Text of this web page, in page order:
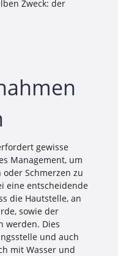
Zweck: der
gewisse
Management, um
Schmerzen zu
eine entscheidende
die Hautstelle, an
sowie der
werden. Dies
und auch
mit Wasser und